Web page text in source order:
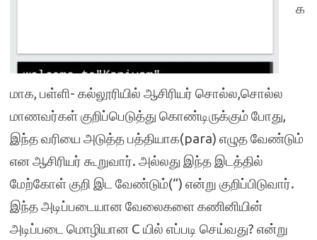
க
மாக, பள்ளி- கல்லூரியில் ஆசிரியர் சொல்ல,சொல்ல
மாணவர்கள் குறிப்பெடுத்து கொண்டிருக்கும் போது,
இந்த வரியை அடுத்த பத்தியாக(para) எழுத வேண்டும்
என ஆசிரியர் கூறுவார். அல்லது இந்த இடத்தில்
மேற்கோள் குறி இட வேண்டும்(“) என்று குறிப்பிடுவார்.
இந்த அடிப்படையான வேலைகளை கணினியின்
அடிப்படை மொழியான C யில் எப்படி செய்வது? என்று